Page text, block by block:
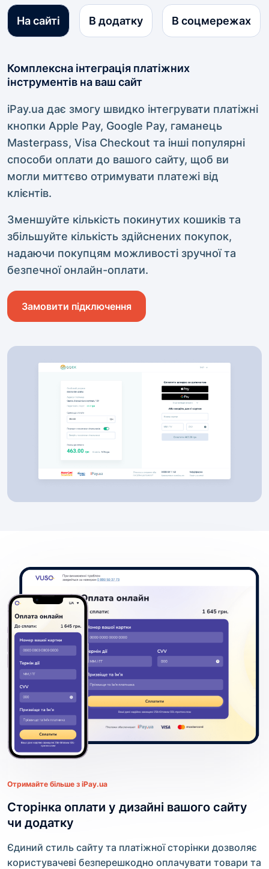
На сайті В додатку В соцмережах
Комплексна інтеграція платіжних
інструментів на ваш сайт
iPay.ua дає змогу швидко інтегрувати платіжні
кнопки Apple Pay, Google Pay, гаманець
Masterpass, Visa Checkout та інші популярні
способи оплати до вашого сайту, щоб ви
могли миттєво отримувати платежі від
клієнтів.
Зменшуйте кількість покинутих кошиків та
збільшуйте кількість здійснених покупок,
надаючи покупцям можливості зручної та
безпечної онлайн-оплати.
Замовити підключення
Отримайте більше з iPay.ua
Сторінка оплати у дизайні вашого cайту
чи додатку
Єдиний стиль сайту та платіжної сторінки дозволяє
користувачеві безперешкодно оплачувати товари та